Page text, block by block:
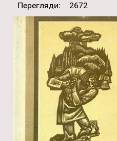
Перегляди: 2672